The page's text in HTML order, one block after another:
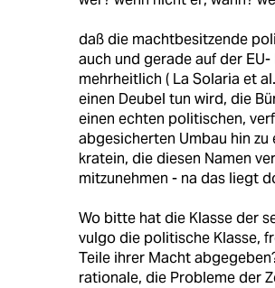
daß die machtbesitzende
auch und gerade auf der EU-
mehrheitlich ( La Solaria et
einen Deubel tun wird, die
einen echten politischen,
abgesicherten Umbau hin zu
kratein, die diesen Namen
mitzunehmen - na das liegt
Wo bitte hat die Klasse der
vulgo die politische Klasse,
Teile ihrer Macht
rationale, die Probleme der